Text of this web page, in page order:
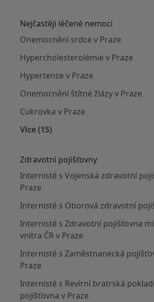
Nejčastěji léčené nemoci
Onemocnění srdce v Praze
Hypercholesterolémie v Praze
Hypertenze v Praze
Onemocnění štítné žlázy v Praze
Cukrovka v Praze
Více (15)
Zdravotní pojišťovny
Internisté s Vojenská zdravotní
Praze
Internisté s Oborová zdravotní
Internisté s Zdravotní pojišťovna
vnitra ČR v Praze
Internisté s Zaměstnanecká
Praze
Internisté s Revírní bratrská
pojišťovna v Praze